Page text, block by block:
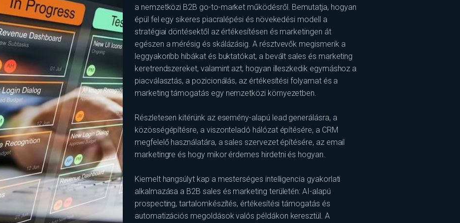
a nemzetközi B2B go-to-market működésről. Bemutatja, hogyan
épül fel egy sikeres piacralépési és növekedési modell a
stratégiai döntésektől az értékesítésen és marketingen át
egészen a mérésig és skálázásig. A résztvevők megismerik a
leggyakoribb hibákat és buktatókat, a bevált sales és marketing
keretrendszereket, valamint azt, hogyan illeszkedik egymáshoz a
piacválasztás, a pozicionálás, az értékesítési folyamat és a
marketing támogatás egy nemzetközi környezetben.
Részletesen kitérünk az esemény-alapú lead generálásra, a
közösségépítésre, a viszonteladó hálózat építésére, a CRM
megfelelő használatára, a sales szervezet építésére, az email
marketingre és hogy mikor érdemes hirdetni és hogyan.
Kiemelt hangsúlyt kap a mesterséges intelligencia gyakorlati
alkalmazása a B2B sales és marketing területén: AI-alapú
prospecting, tartalomkészítés, értékesítési támogatás és
automatizációs megoldások valós példákon keresztül. A